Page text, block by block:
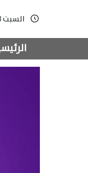
السبت 8 أغسطس, 2026